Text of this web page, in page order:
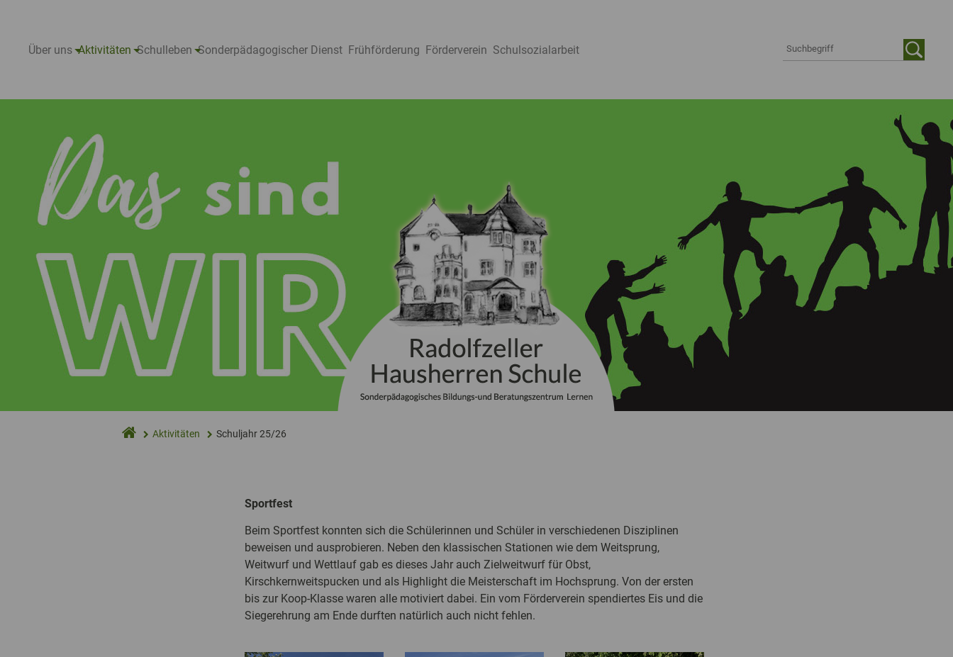
Über uns Aktivitäten Schulleben Sonderpädagogischer Dienst Frühförderung Förderverein Schulsozialarbeit Suche auf der Webseite
Aktivitäten Schuljahr 25/26
Sportfest
Beim Sportfest konnten sich die Schülerinnen und Schüler in verschiedenen Disziplinen
beweisen und ausprobieren. Neben den klassischen Stationen wie dem Weitsprung,
Weitwurf und Wettlauf gab es dieses Jahr auch Zielweitwurf für Obst,
Kirschkernweitspucken und als Highlight die Meisterschaft im Hochsprung. Von der ersten
bis zur Koop-Klasse waren alle motiviert dabei. Ein vom Förderverein spendiertes Eis und die
Siegerehrung am Ende durften natürlich auch nicht fehlen.